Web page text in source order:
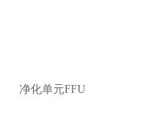
净化单元FFU